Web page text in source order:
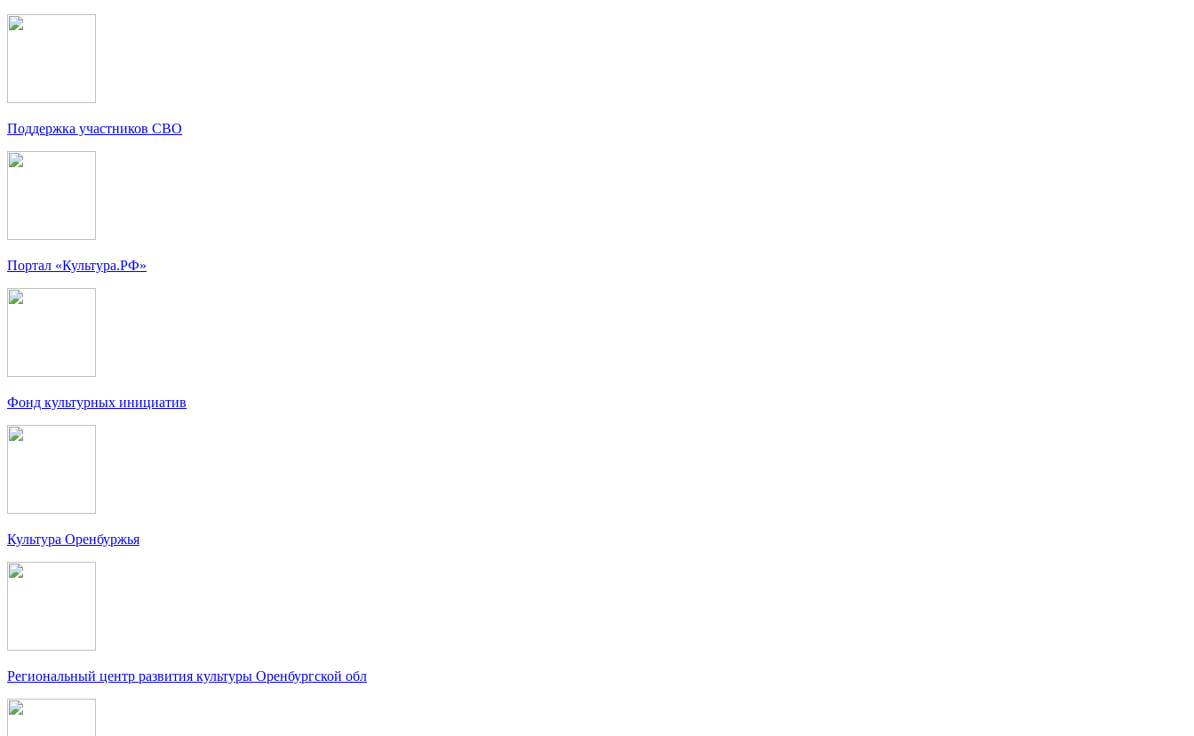
Поддержка участников СВО
Портал «Культура.РФ»
Фонд культурных инициатив
Культура Оренбуржья
Региональный центр развития культуры Оренбургской обл